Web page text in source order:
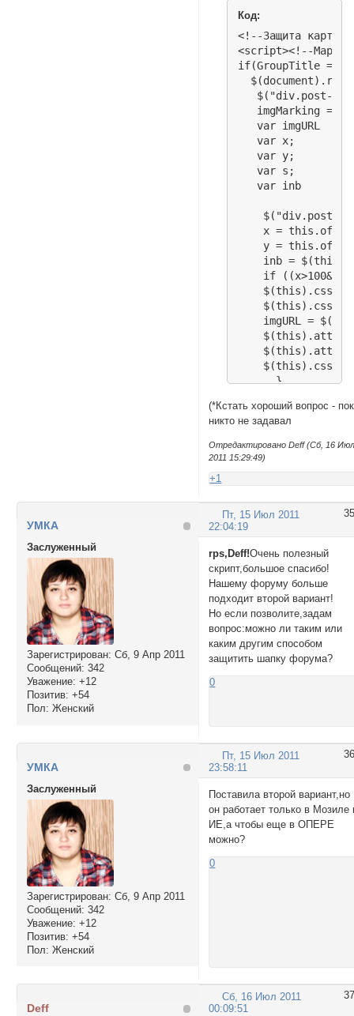
Код:
<!--Защита
<script><!--
if(GroupTitle ==
$("div.post-
imgMarking =
   var imgURL
   var x;
   var y;
   var s;
   var inb
$("div.post-
x =
y =
inb =
if
imgURL =
      }
});
} else
</script><!--
(*Кстать хороший вопрос -
никто не задавал
Отредактировано Deff (Сб, 16
2011 15:29:49)
+1
35
Пт, 15 Июл 2011
22:04:19
УМКА
Заслуженный
Зарегистрирован: Сб, 9 Апр 2011
Сообщений: 342
Уважение: +12
Позитив: +54
Пол: Женский
rps,Deff!Очень полезный
скрипт,большое спасибо!
Нашему форуму больше
подходит второй вариант!
Но если позволите,задам
вопрос:можно ли таким или
каким другим способом
защитить шапку форума?
0
36
Пт, 15 Июл 2011
23:58:11
УМКА
Заслуженный
Зарегистрирован: Сб, 9 Апр 2011
Сообщений: 342
Уважение: +12
Позитив: +54
Пол: Женский
Поставила второй вариант,но
он работает только в Мозиле
ИЕ,а чтобы еще в ОПЕРЕ
можно?
0
37
Сб, 16 Июл 2011
00:09:51
Deff